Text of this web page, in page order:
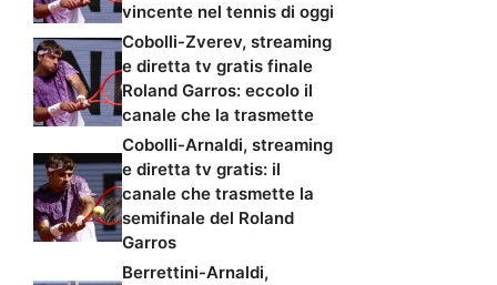
vincente nel tennis di oggi
Cobolli-Zverev, streaming
e diretta tv gratis finale
Roland Garros: eccolo il
canale che la trasmette
Cobolli-Arnaldi, streaming
e diretta tv gratis: il
canale che trasmette la
semifinale del Roland
Garros
Berrettini-Arnaldi,